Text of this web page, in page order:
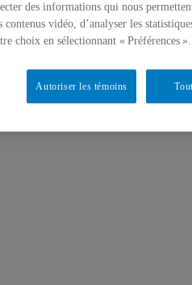
des informations qui nous
vidéo, d’analyser les
choix en sélectionnant « Préférences ».
Autoriser les témoins